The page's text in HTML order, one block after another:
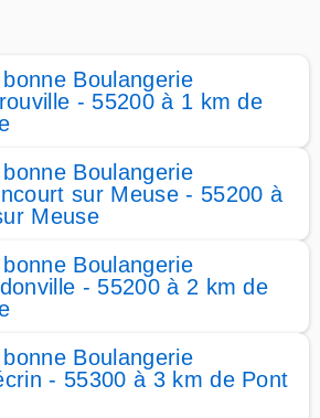
Boulangerie
- 55200 à 1 km de
Boulangerie
sur Meuse - 55200 à
Meuse
Boulangerie
- 55200 à 2 km de
Boulangerie
- 55300 à 3 km de Pont